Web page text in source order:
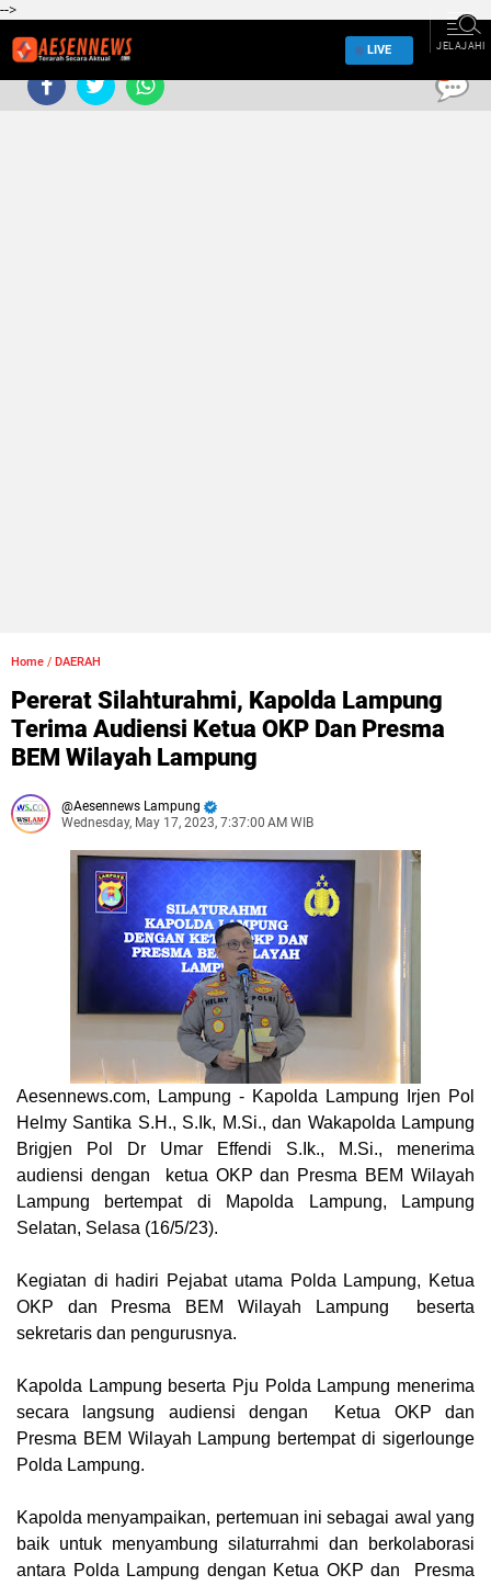
-->
LIVE JELAJAHI
Home / DAERAH
Pererat Silahturahmi, Kapolda Lampung
Terima Audiensi Ketua OKP Dan Presma
BEM Wilayah Lampung
Aesennews Lampung
Wednesday, May 17, 2023, 7:37:00 AM WIB
Aesennews.com, Lampung - Kapolda Lampung Irjen Pol
Helmy Santika S.H., S.Ik, M.Si., dan Wakapolda Lampung
Brigjen Pol Dr Umar Effendi S.Ik., M.Si., menerima
audiensi dengan ketua OKP dan Presma BEM Wilayah
Lampung bertempat di Mapolda Lampung, Lampung
Selatan, Selasa (16/5/23).
Kegiatan di hadiri Pejabat utama Polda Lampung, Ketua
OKP dan Presma BEM Wilayah Lampung beserta
sekretaris dan pengurusnya.
Kapolda Lampung beserta Pju Polda Lampung menerima
secara langsung audiensi dengan Ketua OKP dan
Presma BEM Wilayah Lampung bertempat di sigerlounge
Polda Lampung.
Kapolda menyampaikan, pertemuan ini sebagai awal yang
baik untuk menyambung silaturrahmi dan berkolaborasi
antara Polda Lampung dengan Ketua OKP dan Presma